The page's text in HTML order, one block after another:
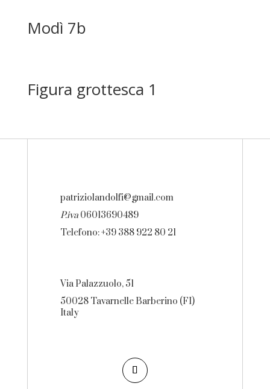
Modì 7b
Figura grottesca 1
patriziolandolfi@gmail.com
P.iva 06013690489
Telefono: +39 388 922 80 21
Via Palazzuolo, 51
50028 Tavarnelle Barberino (FI)
Italy